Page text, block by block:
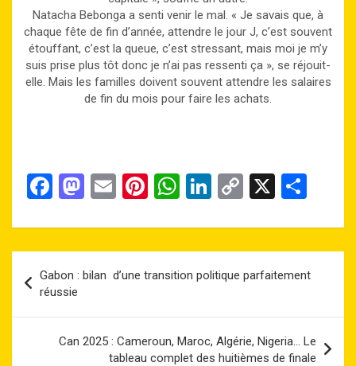
Natacha Bebonga a senti venir le mal. « Je savais que, à
chaque fête de fin d’année, attendre le jour J, c’est souvent
étouffant, c’est la queue, c’est stressant, mais moi je m’y
suis prise plus tôt donc je n’ai pas ressenti ça », se réjouit-
elle. Mais les familles doivent souvent attendre les salaires
de fin du mois pour faire les achats.
F
ce
b
o
o
k
M
st
o
d
o
n
E
ail
Pi
er
es
t
W
at
A
p
p
Li
ke
dI
n
C
py
Li
n
k
X
ta
er
de
l’article
Gabon : bilan d’une transition politique parfaitement
réussie
Can 2025 : Cameroun, Maroc, Algérie, Nigeria… Le
tableau complet des huitièmes de finale